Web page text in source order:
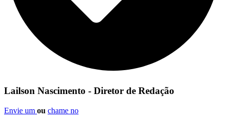
Lailson Nascimento - Diretor de Redação
Envie um ou chame no